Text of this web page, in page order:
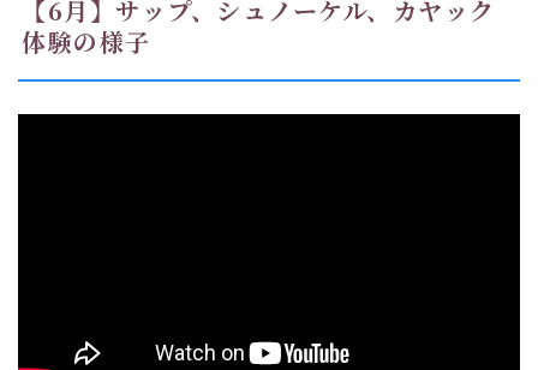
【6月】サップ、シュノーケル、カヤック
体験の様子